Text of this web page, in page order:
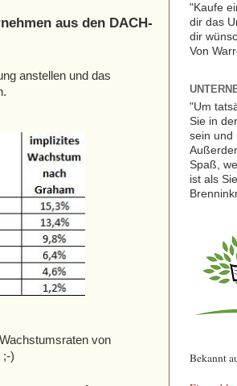
aus den DACH-
anstellen und das
von
;-)
"Kaufe
dir das
dir
Von
"Um
Sie in
sein und
Spaß,
ist als
Bekannt